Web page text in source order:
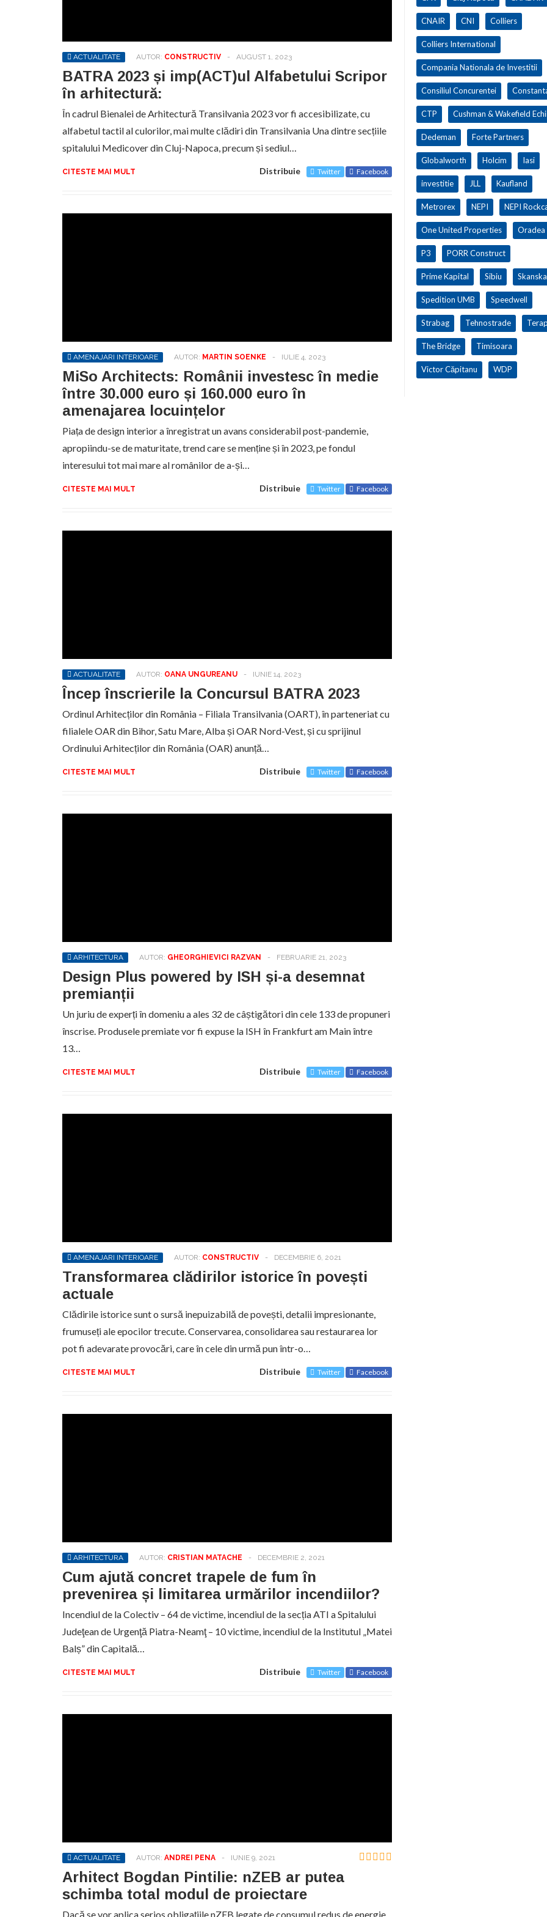
ACTUALITATE AUTOR: CONSTRUCTIV - AUGUST 1, 2023
BATRA 2023 și imp(ACT)ul Alfabetului Scripor
în arhitectură:
În cadrul Bienalei de Arhitectură Transilvania 2023 vor fi accesibilizate, cu
alfabetul tactil al culorilor, mai multe clădiri din Transilvania Una dintre secțiile
spitalului Medicover din Cluj-Napoca, precum și sediul…
CITESTE MAI MULT Distribuie Twitter Facebook
AMENAJARI INTERIOARE AUTOR: MARTIN SOENKE - IULIE 4, 2023
MiSo Architects: Românii investesc în medie
între 30.000 euro și 160.000 euro în
amenajarea locuințelor
Piața de design interior a înregistrat un avans considerabil post-pandemie,
apropiindu-se de maturitate, trend care se menține și în 2023, pe fondul
interesului tot mai mare al românilor de a-și…
CITESTE MAI MULT Distribuie Twitter Facebook
ACTUALITATE AUTOR: OANA UNGUREANU - IUNIE 14, 2023
Încep înscrierile la Concursul BATRA 2023
Ordinul Arhitecților din România – Filiala Transilvania (OART), în parteneriat cu
filialele OAR din Bihor, Satu Mare, Alba și OAR Nord-Vest, și cu sprijinul
Ordinului Arhitecților din România (OAR) anunță…
CITESTE MAI MULT Distribuie Twitter Facebook
ARHITECTURA AUTOR: GHEORGHIEVICI RAZVAN - FEBRUARIE 21, 2023
Design Plus powered by ISH și-a desemnat
premianții
Un juriu de experți în domeniu a ales 32 de câștigători din cele 133 de propuneri
înscrise. Produsele premiate vor fi expuse la ISH în Frankfurt am Main între
13…
CITESTE MAI MULT Distribuie Twitter Facebook
AMENAJARI INTERIOARE AUTOR: CONSTRUCTIV - DECEMBRIE 6, 2021
Transformarea clădirilor istorice în povești
actuale
Clădirile istorice sunt o sursă inepuizabilă de povești, detalii impresionante,
frumuseți ale epocilor trecute. Conservarea, consolidarea sau restaurarea lor
pot fi adevarate provocări, care în cele din urmă pun într-o…
CITESTE MAI MULT Distribuie Twitter Facebook
ARHITECTURA AUTOR: CRISTIAN MATACHE - DECEMBRIE 2, 2021
Cum ajută concret trapele de fum în
prevenirea și limitarea urmărilor incendiilor?
Incendiul de la Colectiv – 64 de victime, incendiul de la secția ATI a Spitalului
Judeţean de Urgenţă Piatra-Neamţ – 10 victime, incendiul de la Institutul „Matei
Balș” din Capitală…
CITESTE MAI MULT Distribuie Twitter Facebook
ACTUALITATE AUTOR: ANDREI PENA - IUNIE 9, 2021
Arhitect Bogdan Pintilie: nZEB ar putea
schimba total modul de proiectare
Dacă se vor aplica serios obligațiile nZEB legate de consumul redus de energie
CNAIR CNI Colliers
Colliers International
Compania Nationala de Investitii
Consiliul Concurentei
CTP Cushman & Wakefield
Dedeman Forte Partners
Globalworth Holcim Iasi
investitie JLL Kaufland
Metrorex NEPI NEPI
One United Properties Oradea
P3 PORR Construct
Prime Kapital Sibiu Skanska
Spedition UMB Speedwell
Strabag Tehnostrade
The Bridge Timisoara
Victor Căpitanu WDP